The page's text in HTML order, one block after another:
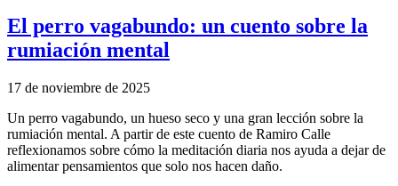
El perro vagabundo: un cuento sobre la
rumiación mental
17 de noviembre de 2025
Un perro vagabundo, un hueso seco y una gran lección sobre la
rumiación mental. A partir de este cuento de Ramiro Calle
reflexionamos sobre cómo la meditación diaria nos ayuda a dejar de
alimentar pensamientos que solo nos hacen daño.